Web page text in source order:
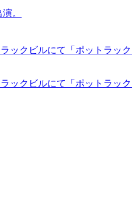
。
クビルにて「ポットラック
クビルにて「ポットラック